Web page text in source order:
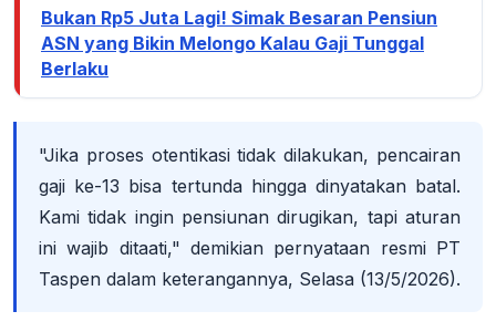
Bukan Rp5 Juta Lagi! Simak Besaran Pensiun
ASN yang Bikin Melongo Kalau Gaji Tunggal
Berlaku
"Jika proses otentikasi tidak dilakukan, pencairan
gaji ke-13 bisa tertunda hingga dinyatakan batal.
Kami tidak ingin pensiunan dirugikan, tapi aturan
ini wajib ditaati," demikian pernyataan resmi PT
Taspen dalam keterangannya, Selasa (13/5/2026).